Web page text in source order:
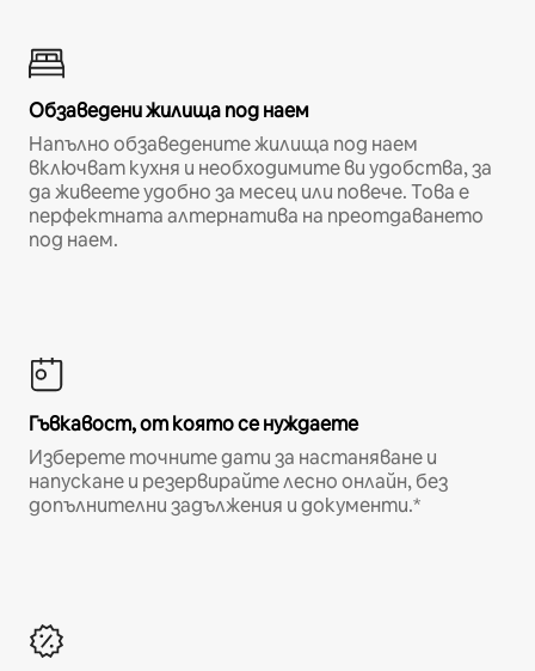
Обзаведени жилища под наем
Напълно обзаведените жилища под наем
включват кухня и необходимите ви удобства, за
да живеете удобно за месец или повече. Това е
перфектната алтернатива на преотдаването
под наем.
Гъвкавост, от която се нуждаете
Изберете точните дати за настаняване и
напускане и резервирайте лесно онлайн, без
допълнителни задължения и документи.*